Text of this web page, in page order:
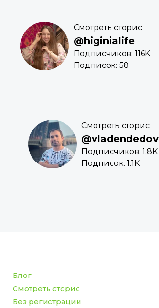
Смотреть сторис
@higinialife
Подписчиков: 116K
Подписок: 58
Смотреть сторис
@vladendedov
Подписчиков: 1.8K
Подписок: 1.1K
Блог
Смотреть сторис
Без регистрации